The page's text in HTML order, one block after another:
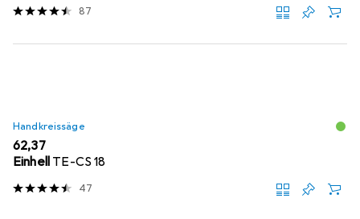
87
Handkreissäge
EUR
62,37
Einhell TE-CS 18
47